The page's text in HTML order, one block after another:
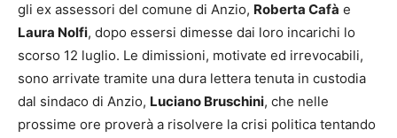
gli ex assessori del comune di Anzio, Roberta Cafà e
Laura Nolfi, dopo essersi dimesse dai loro incarichi lo
scorso 12 luglio. Le dimissioni, motivate ed irrevocabili,
sono arrivate tramite una dura lettera tenuta in custodia
dal sindaco di Anzio, Luciano Bruschini, che nelle
prossime ore proverà a risolvere la crisi politica tentando